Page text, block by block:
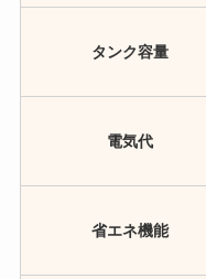
タンク容量
電気代
省エネ機能